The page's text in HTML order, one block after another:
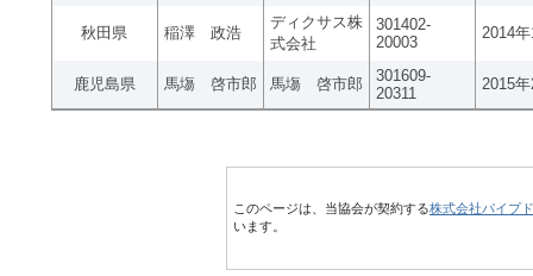
秋田県 稲澤 政浩
ディクサス株
式会社
301402-
20003
2014
鹿児島県 馬塲 啓市郎 馬塲 啓市郎
301609-
20311
2015
このページは、当協会が契約する株式会社パイプ
います。